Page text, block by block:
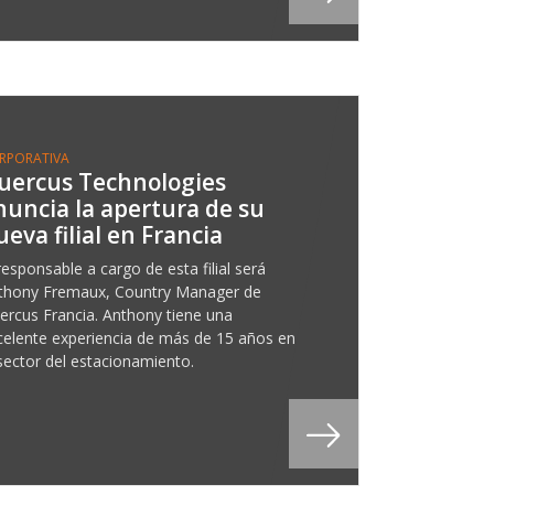
Technologies
la apertura de su
filial en Francia
a cargo de esta filial será
Fremaux, Country Manager de
Francia. Anthony tiene una
experiencia de más de 15 años en
del estacionamiento.